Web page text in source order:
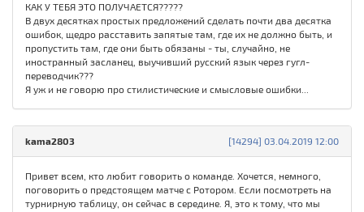
КАК У ТЕБЯ ЭТО ПОЛУЧАЕТСЯ?????
В двух десятках простых предложений сделать почти два десятка
ошибок, щедро расставить запятые там, где их не должно быть, и
пропустить там, где они быть обязаны - ты, случайно, не
иностранный засланец, выучивший русский язык через гугл-
переводчик???
Я уж и не говорю про стилистические и смысловые ошибки...
[14294] 03.04.2019 12:00
kama2803
Привет всем, кто любит говорить о команде. Хочется, немного,
поговорить о предстоящем матче с Ротором. Если посмотреть на
турнирную таблицу, он сейчас в середине. Я, это к тому, что мы